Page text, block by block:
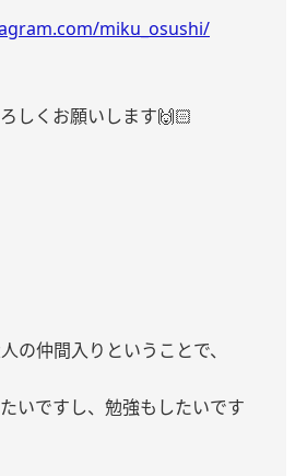
miku_osushi/
しくお願いします🙌🏻
の仲間入りということで、
いですし、勉強もしたいです